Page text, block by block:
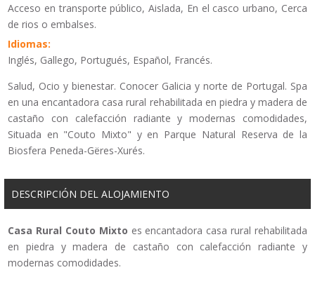
Acceso en transporte público, Aislada, En el casco urbano, Cerca
de rios o embalses.
Idiomas:
Inglés, Gallego, Portugués, Español, Francés.
Salud, Ocio y bienestar. Conocer Galicia y norte de Portugal. Spa
en una encantadora casa rural rehabilitada en piedra y madera de
castaño con calefacción radiante y modernas comodidades,
Situada en "Couto Mixto" y en Parque Natural Reserva de la
Biosfera Peneda-Gëres-Xurés.
DESCRIPCIÓN DEL ALOJAMIENTO
Casa Rural Couto Mixto es encantadora casa rural rehabilitada
en piedra y madera de castaño con calefacción radiante y
modernas comodidades.